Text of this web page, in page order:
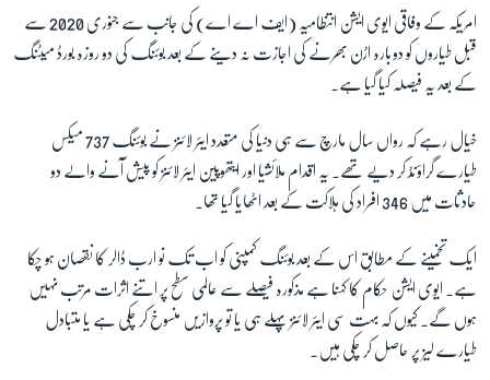
امریکہ کے وفاقی ایوی ایشن انتظامیہ (ایف اے اے) کی جانب سے جنوری 2020 سے
قبل طیاروں کو دوبارہ اڑن بھرنے کی اجازت نہ دینے کے بعد بوئنگ کی دو روزہ بورڈ میٹنگ
کے بعد یہ فیصلہ کیا گیا ہے۔
خیال رہے کہ رواں سال مارچ سے ہی دنیا کی متعدد ایئر لائنز نے بوئنگ 737 میکس
طیارے گراؤنڈ کر دیے تھے۔ یہ اقدام ملائشیا اور ایتھوپین ایئر لائنز کو پیش آنے والے دو
حادثات میں 346 افراد کی ہلاکت کے بعد اٹھایا گیا تھا۔
ایک تخمینے کے مطابق اس کے بعد بوئنگ کمپنی کو اب تک نو ارب ڈالر کا نقصان ہو چکا
ہے۔ ایوی ایشن حکام کا کہنا ہے مذکورہ فیصلے سے عالمی سطح پر اتنے اثرات مرتب نہیں
ہوں گے۔ کیوں کہ بہت سی ایئر لائنز پہلے ہی یا تو پروازیں منسوخ کر چکی ہے یا متبادل
طیارے لیز پر حاصل کر چکی ہیں۔